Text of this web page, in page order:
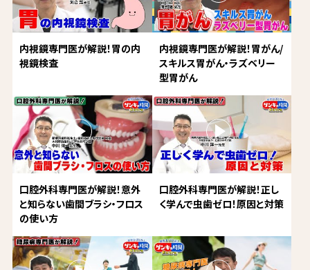
内視鏡専門医が解説！胃の内
視鏡検査
内視鏡専門医が解説！胃がん/
スキルス胃がん・ラズベリー
型胃がん
口腔外科専門医が解説！意外
と知らない歯間ブラシ・フロス
の使い方
口腔外科専門医が解説！正し
く学んで虫歯ゼロ！原因と対策